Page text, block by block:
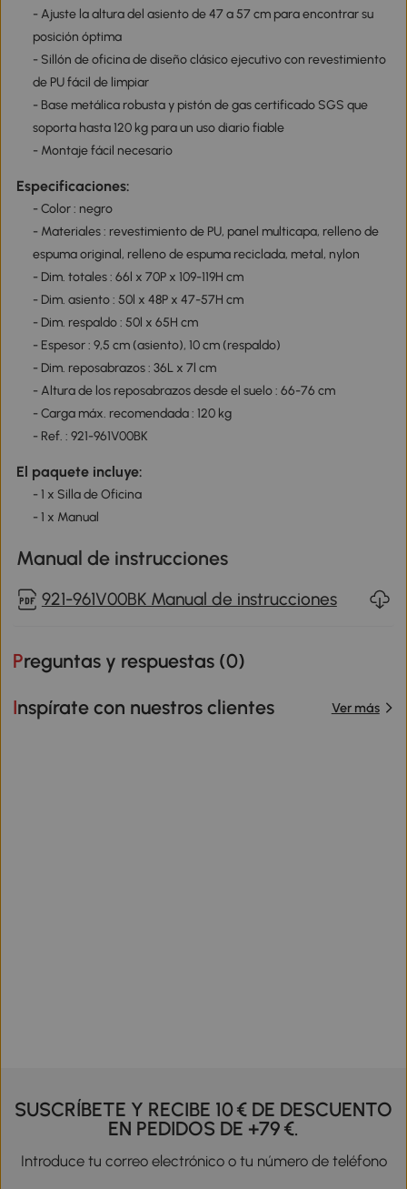
- Ajuste la altura del asiento de 47 a 57 cm para encontrar su
posición óptima
- Sillón de oficina de diseño clásico ejecutivo con revestimiento
de PU fácil de limpiar
- Base metálica robusta y pistón de gas certificado SGS que
soporta hasta 120 kg para un uso diario fiable
- Montaje fácil necesario
Especificaciones:
- Color : negro
- Materiales : revestimiento de PU, panel multicapa, relleno de
espuma original, relleno de espuma reciclada, metal, nylon
- Dim. totales : 66l x 70P x 109-119H cm
- Dim. asiento : 50l x 48P x 47-57H cm
- Dim. respaldo : 50l x 65H cm
- Espesor : 9,5 cm (asiento), 10 cm (respaldo)
- Dim. reposabrazos : 36L x 7l cm
- Altura de los reposabrazos desde el suelo : 66-76 cm
- Carga máx. recomendada : 120 kg
- Ref. : 921-961V00BK
El paquete incluye:
- 1 x Silla de Oficina
- 1 x Manual
Manual de instrucciones
921-961V00BK Manual de instrucciones
Preguntas y respuestas (0)
Inspírate con nuestros clientes Ver más
SUSCRÍBETE Y RECIBE 10 € DE DESCUENTO
EN PEDIDOS DE +79 €.
Introduce tu correo electrónico o tu número de teléfono